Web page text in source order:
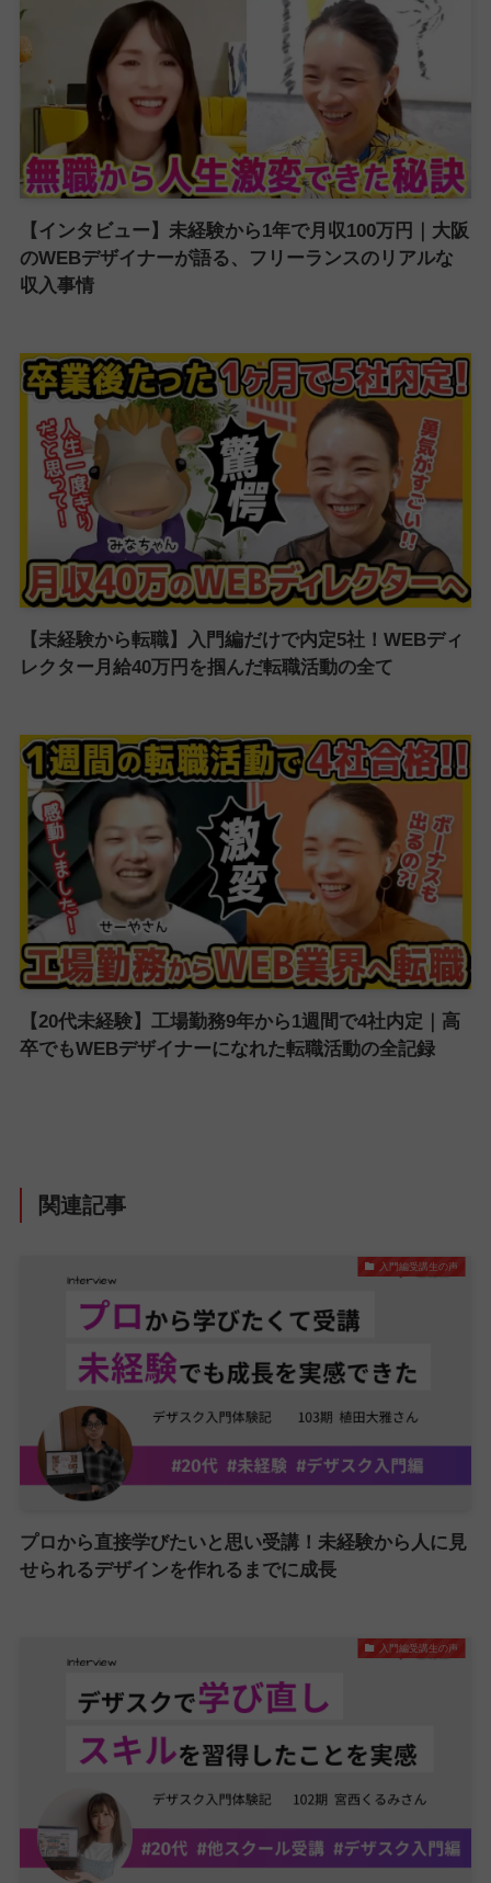
【インタビュー】未経験から1年で月収100万円｜大阪
のWEBデザイナーが語る、フリーランスのリアルな
収入事情
【未経験から転職】入門編だけで内定5社！WEBディ
レクター月給40万円を掴んだ転職活動の全て
【20代未経験】工場勤務9年から1週間で4社内定｜高
卒でもWEBデザイナーになれた転職活動の全記録
関連記事
入門編受講生の声
プロから直接学びたいと思い受講！未経験から人に見
せられるデザインを作れるまでに成長
入門編受講生の声